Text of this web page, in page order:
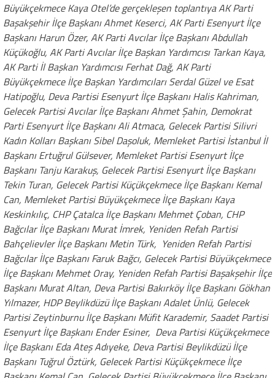
Büyükçekmece Kaya Otel’de gerçekleşen toplantıya AK Parti
Başakşehir İlçe Başkanı Ahmet Keserci, AK Parti Esenyurt İlçe
Başkanı Harun Özer, AK Parti Avcılar İlçe Başkanı Abdullah
Küçükoğlu, AK Parti Avcılar İlçe Başkan Yardımcısı Tarkan Kaya,
AK Parti İl Başkan Yardımcısı Ferhat Dağ, AK Parti
Büyükçekmece İlçe Başkan Yardımcıları Serdal Güzel ve Esat
Hatipoğlu, Deva Partisi Esenyurt İlçe Başkanı Halis Kahriman,
Gelecek Partisi Avcılar İlçe Başkanı Ahmet Şahin, Demokrat
Parti Esenyurt İlçe Başkanı Ali Atmaca, Gelecek Partisi Silivri
Kadın Kolları Başkanı Sibel Daşoluk, Memleket Partisi İstanbul İl
Başkanı Ertuğrul Gülsever, Memleket Partisi Esenyurt İlçe
Başkanı Tanju Karakuş, Gelecek Partisi Esenyurt İlçe Başkanı
Tekin Turan, Gelecek Partisi Küçükçekmece İlçe Başkanı Kemal
Can, Memleket Partisi Büyükçekmece İlçe Başkanı Kaya
Keskinkılıç, CHP Çatalca İlçe Başkanı Mehmet Çoban, CHP
Bağcılar İlçe Başkanı Murat İmrek, Yeniden Refah Partisi
Bahçelievler İlçe Başkanı Metin Türk, Yeniden Refah Partisi
Bağcılar İlçe Başkanı Faruk Bağcı, Gelecek Partisi Büyükçekmece
İlçe Başkanı Mehmet Oray, Yeniden Refah Partisi Başakşehir İlçe
Başkanı Murat Altan, Deva Partisi Bakırköy İlçe Başkanı Gökhan
Yılmazer, HDP Beylikdüzü İlçe Başkanı Adalet Ünlü, Gelecek
Partisi Zeytinburnu İlçe Başkanı Müfit Karademir, Saadet Partisi
Esenyurt İlçe Başkanı Ender Esiner, Deva Partisi Küçükçekmece
İlçe Başkanı Eda Ateş Adıyeke, Deva Partisi Beylikdüzü İlçe
Başkanı Tuğrul Öztürk, Gelecek Partisi Küçükçekmece İlçe